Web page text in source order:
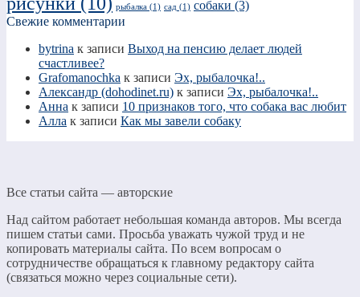
рыбалка (1) сад (1) собаки (3)
Свежие комментарии
bytrina к записи Выход на пенсию делает людей
счастливее?
Grafomanochka к записи Эх, рыбалочка!..
Александр (dohodinet.ru) к записи Эх, рыбалочка!..
Анна к записи 10 признаков того, что собака вас любит
Алла к записи Как мы завели собаку
Все статьи сайта — авторские
Над сайтом работает небольшая команда авторов. Мы всегда
пишем статьи сами. Просьба уважать чужой труд и не
копировать материалы сайта. По всем вопросам о
сотрудничестве обращаться к главному редактору сайта
(связаться можно через социальные сети).